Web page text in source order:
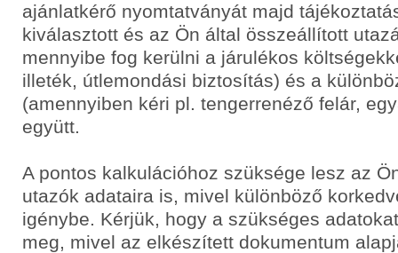
ajánlatkérő nyomtatványát majd
kiválasztott és az Ön által összeállított
mennyibe fog kerülni a járulékos
illeték, útlemondási biztosítás) és a
(amennyiben kéri pl. tengerrenéző felár,
együtt.
A pontos kalkulációhoz szüksége lesz az
utazók adataira is, mivel különböző
igénybe. Kérjük, hogy a szükséges
meg, mivel az elkészített dokumentum